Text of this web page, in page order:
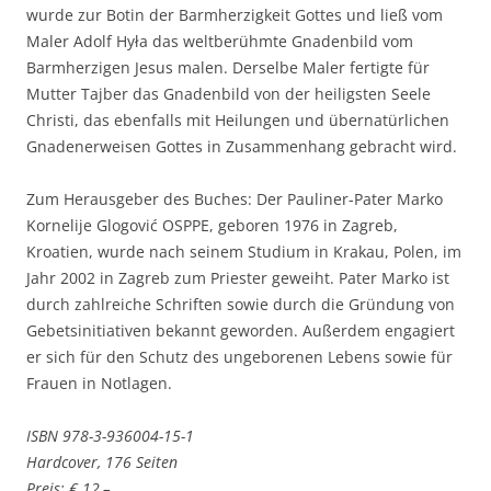
wurde zur Botin der Barmherzigkeit Gottes und ließ vom
Maler Adolf Hyła das weltberühmte Gnadenbild vom
Barmherzigen Jesus malen. Derselbe Maler fertigte für
Mutter Tajber das Gnadenbild von der heiligsten Seele
Christi, das ebenfalls mit Heilungen und übernatürlichen
Gnadenerweisen Gottes in Zusammenhang gebracht wird.
Zum Herausgeber des Buches: Der Pauliner-Pater Marko
Kornelije Glogović OSPPE, geboren 1976 in Zagreb,
Kroatien, wurde nach seinem Studium in Krakau, Polen, im
Jahr 2002 in Zagreb zum Priester geweiht. Pater Marko ist
durch zahlreiche Schriften sowie durch die Gründung von
Gebetsinitiativen bekannt geworden. Außerdem engagiert
er sich für den Schutz des ungeborenen Lebens sowie für
Frauen in Notlagen.
ISBN 978-3-936004-15-1
Hardcover, 176 Seiten